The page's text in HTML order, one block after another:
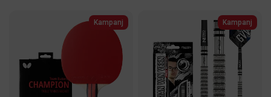
Kampanj Kampanj